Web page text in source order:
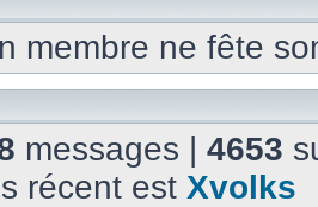
membre ne fête
messages | 4653
récent est Xvolks